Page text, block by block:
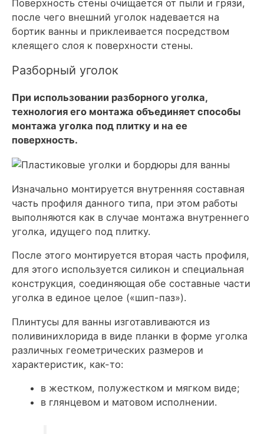
Поверхность стены очищается от пыли и грязи,
после чего внешний уголок надевается на
бортик ванны и приклеивается посредством
клеящего слоя к поверхности стены.
Разборный уголок
При использовании разборного уголка,
технология его монтажа объединяет способы
монтажа уголка под плитку и на ее
поверхность.
Изначально монтируется внутренняя составная
часть профиля данного типа, при этом работы
выполняются как в случае монтажа внутреннего
уголка, идущего под плитку.
После этого монтируется вторая часть профиля,
для этого используется силикон и специальная
конструкция, соединяющая обе составные части
уголка в единое целое («шип-паз»).
Плинтусы для ванны изготавливаются из
поливинихлорида в виде планки в форме уголка
различных геометрических размеров и
характеристик, как-то:
в жестком, полужестком и мягком виде;
в глянцевом и матовом исполнении.